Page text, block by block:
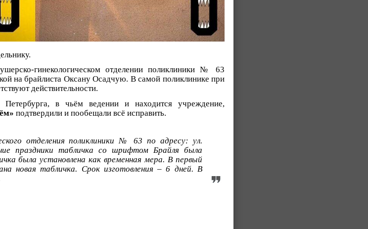
гинекологическом отделении поликлиники № 63
на брайлиста Оксану Осадчую. В самой поликлинике при
действительности.
в чьём ведении и находится учреждение,
подтвердили и пообещали всё исправить.
отделения поликлиники № 63 по адресу: ул.
праздники табличка со шрифтом Брайля была
была установлена как временная мера. В первый
новая табличка. Срок изготовления – 6 дней. В